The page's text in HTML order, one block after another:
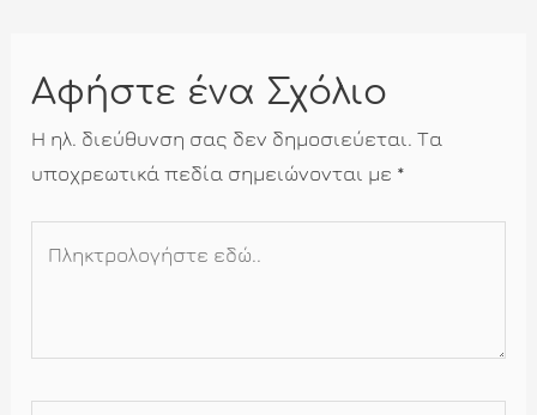
Αφήστε ένα Σχόλιο
Η ηλ. διεύθυνση σας δεν δημοσιεύεται. Τα
υποχρεωτικά πεδία σημειώνονται με *